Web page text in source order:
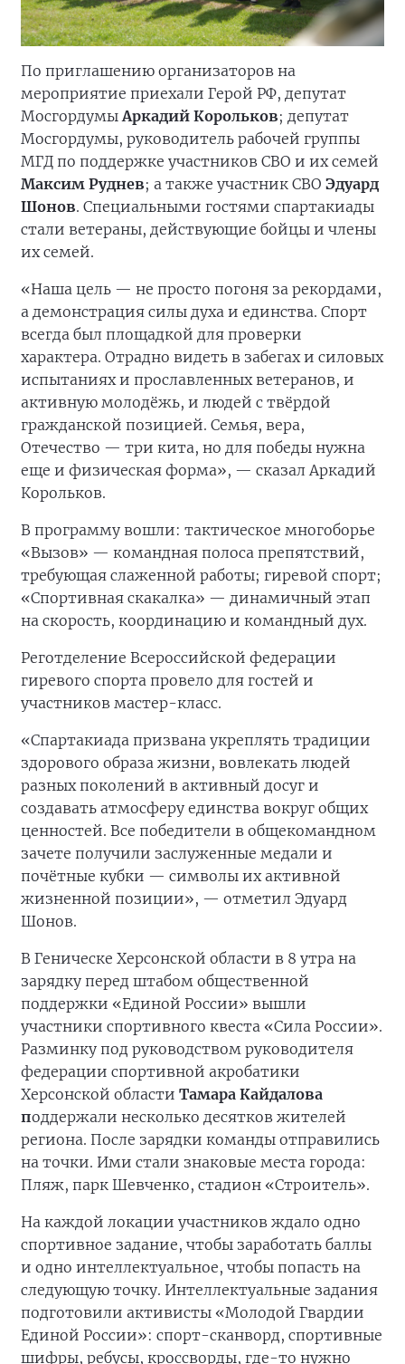
По приглашению организаторов на
мероприятие приехали Герой РФ, депутат
Мосгордумы Аркадий Корольков; депутат
Мосгордумы, руководитель рабочей группы
МГД по поддержке участников СВО и их семей
Максим Руднев; а также участник СВО Эдуард
Шонов. Специальными гостями спартакиады
стали ветераны, действующие бойцы и члены
их семей.
«Наша цель — не просто погоня за рекордами,
а демонстрация силы духа и единства. Спорт
всегда был площадкой для проверки
характера. Отрадно видеть в забегах и силовых
испытаниях и прославленных ветеранов, и
активную молодёжь, и людей с твёрдой
гражданской позицией. Семья, вера,
Отечество — три кита, но для победы нужна
еще и физическая форма», — сказал Аркадий
Корольков.
В программу вошли: тактическое многоборье
«Вызов» — командная полоса препятствий,
требующая слаженной работы; гиревой спорт;
«Спортивная скакалка» — динамичный этап
на скорость, координацию и командный дух.
Реготделение Всероссийской федерации
гиревого спорта провело для гостей и
участников мастер-класс.
«Спартакиада призвана укреплять традиции
здорового образа жизни, вовлекать людей
разных поколений в активный досуг и
создавать атмосферу единства вокруг общих
ценностей. Все победители в общекомандном
зачете получили заслуженные медали и
почётные кубки — символы их активной
жизненной позиции», — отметил Эдуард
Шонов.
В Геническе Херсонской области в 8 утра на
зарядку перед штабом общественной
поддержки «Единой России» вышли
участники спортивного квеста «Сила России».
Разминку под руководством руководителя
федерации спортивной акробатики
Херсонской области Тамара Кайдалова
поддержали несколько десятков жителей
региона. После зарядки команды отправились
на точки. Ими стали знаковые места города:
Пляж, парк Шевченко, стадион «Строитель».
На каждой локации участников ждало одно
спортивное задание, чтобы заработать баллы
и одно интеллектуальное, чтобы попасть на
следующую точку. Интеллектуальные задания
подготовили активисты «Молодой Гвардии
Единой России»: спорт-сканворд, спортивные
шифры, ребусы, кроссворды, где-то нужно